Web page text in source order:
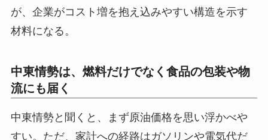
が、企業がコスト増を抱え込みやすい構造を示す
材料になる。
中東情勢は、燃料だけでなく食品の包装や物
流にも届く
中東情勢と聞くと、まず原油価格を思い浮かべや
すい。ただ、家計への経路はガソリンや電気代だ